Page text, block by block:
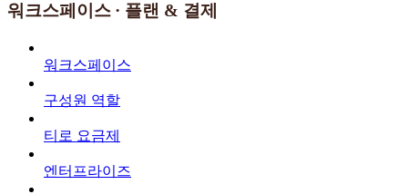
워크스페이스 · 플랜 & 결제
워크스페이스
구성원 역할
티로 요금제
엔터프라이즈